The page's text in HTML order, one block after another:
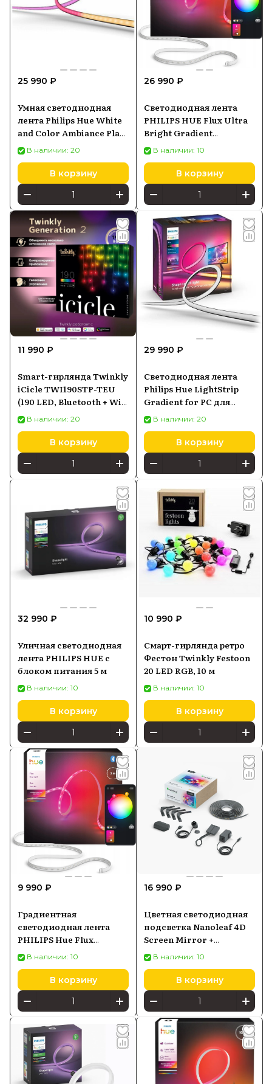
25 990 ₽
Умная светодиодная
лента Philips Hue White
and Color Ambiance Play
Gradient lightstrip для
ТВ 55- 60 (929002422701)
В наличии: 20
В корзину
26 990 ₽
Светодиодная лента
PHILIPS HUE Flux Ultra
Bright Gradient
Lightstrip 5м
929004276702
В наличии: 10
В корзину
11 990 ₽
Smart-гирлянда Twinkly
iCicle TWI190STP-TEU
(190 LED, Bluetooth + Wi-
Fi)В наличии: 20
В корзину
29 990 ₽
Светодиодная лента
Philips Hue LightStrip
Gradient for PC для
мониторов 32-34
(929003498601)
В наличии: 20
В корзину
32 990 ₽
Уличная светодиодная
лента PHILIPS HUE с
блоком питания 5 м
В наличии: 10
В корзину
10 990 ₽
Смарт-гирлянда ретро
Фестон Twinkly Festoon
20 LED RGB, 10 м
В наличии: 10
В корзину
9 990 ₽
Градиентная
светодиодная лента
PHILIPS Hue Flux
Lightstrip 3 m
929004610402
В наличии: 10
В корзину
16 990 ₽
Цветная светодиодная
подсветка Nanoleaf 4D
Screen Mirror +
Lightstrip Kit для ТВ до
85 (NF082K02-52LS)
В наличии: 10
В корзину